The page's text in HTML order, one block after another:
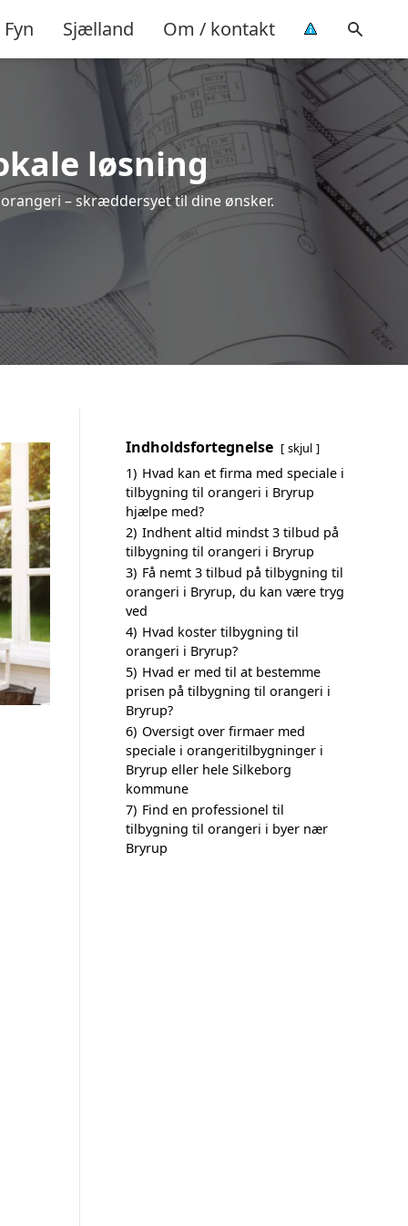
Fyn Sjælland Om / kontakt
løsning
– skræddersyet til dine ønsker.
Indholdsfortegnelse skjul
1) Hvad kan et firma med speciale i
tilbygning til orangeri i Bryrup
hjælpe med?
2) Indhent altid mindst 3 tilbud på
tilbygning til orangeri i Bryrup
3) Få nemt 3 tilbud på tilbygning til
orangeri i Bryrup, du kan være tryg
ved
4) Hvad koster tilbygning til
orangeri i Bryrup?
5) Hvad er med til at bestemme
prisen på tilbygning til orangeri i
Bryrup?
6) Oversigt over firmaer med
speciale i orangeritilbygninger i
Bryrup eller hele Silkeborg
kommune
7) Find en professionel til
tilbygning til orangeri i byer nær
Bryrup